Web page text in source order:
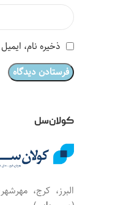
ذخیره نام،
کولان‌سل